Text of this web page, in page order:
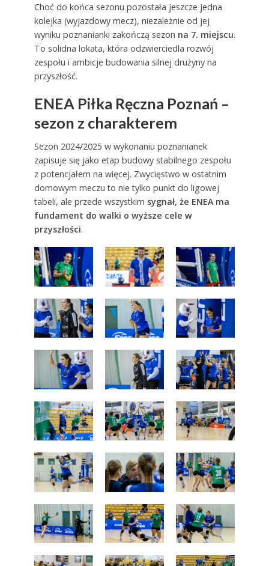
Choć do końca sezonu pozostała jeszcze jedna
kolejka (wyjazdowy mecz), niezależnie od jej
wyniku poznanianki zakończą sezon na 7. miejscu.
To solidna lokata, która odzwierciedla rozwój
zespołu i ambicje budowania silnej drużyny na
przyszłość.
ENEA Piłka Ręczna Poznań –
sezon z charakterem
Sezon 2024/2025 w wykonaniu poznanianek
zapisuje się jako etap budowy stabilnego zespołu
z potencjałem na więcej. Zwycięstwo w ostatnim
domowym meczu to nie tylko punkt do ligowej
tabeli, ale przede wszystkim sygnał, że ENEA ma
fundament do walki o wyższe cele w
przyszłości.